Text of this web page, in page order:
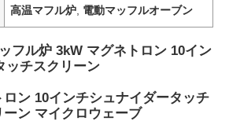
高温マフル炉 電動マッフルオーブン
フル炉 3kW マグネトロン 10イン
ッチスクリーン
ン 10インチシュナイダータッチ
ーン マイクロウェーブ